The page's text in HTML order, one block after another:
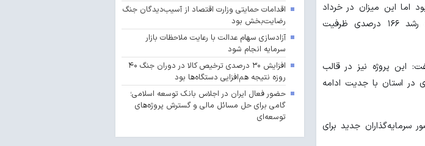
خارجی سه نیروگاه با ظرفیت ۱۸ مگاوات بود اما این میزان در خرداد
۱۴۰۵ به هشت نیروگاه با ظرفیت ۴۸ مگاوات رسیده که نشان‌دهنده رشد ۱۶۶ درصدی ظرفیت
روزهای اخیر گفت: این پروژه نیز در قالب
در استان با جدیت ادامه
سرمایه‌گذاران جدید برای
اقدامات حمایتی وزارت اقتصاد از آسیب‌دیدگان جنگ
رضایت‌بخش بود
آزادسازی سهام عدالت با رعایت ملاحظات بازار
سرمایه انجام شود
افزایش ۳۰ درصدی ترخیص کالا در دوران جنگ ۴۰
روزه نتیجه هم‌افزایی دستگاه‌ها بود
حضور فعال ایران در اجلاس بانک توسعه اسلامی؛
گامی برای حل مسائل مالی و گسترش پروژه‌های
توسعه‌ای